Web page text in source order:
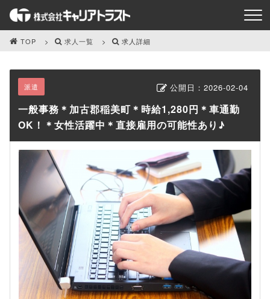
TOP 求人一覧 求人詳細
公開日：2026-02-04
派遣
一般事務＊加古郡稲美町＊時給1,280円＊車通勤
OK！＊女性活躍中＊直接雇用の可能性あり♪